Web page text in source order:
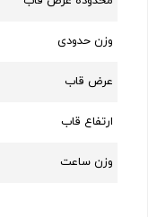
وزن حدودی
عرض قاب
ارتفاع قاب
وزن ساعت